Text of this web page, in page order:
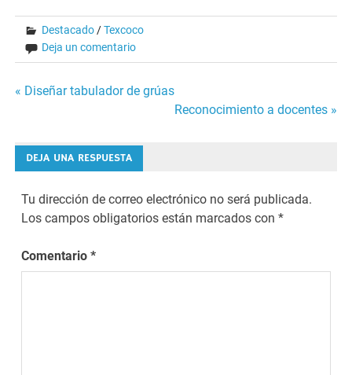
Destacado/Texcoco
Deja un comentario
Navegación
entradas
« Diseñar tabulador de grúas
Reconocimiento a docentes »
DEJA UNA RESPUESTA
Tu dirección de correo electrónico no será publicada.
Los campos obligatorios están marcados con*
Comentario*